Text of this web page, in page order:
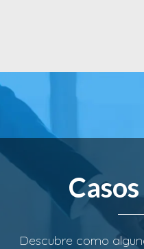
Descubre como